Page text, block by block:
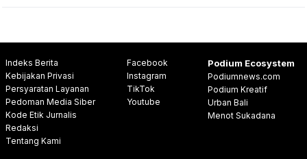
Indeks Berita
Kebijakan Privasi
Persyaratan Layanan
Pedoman Media Siber
Kode Etik Jurnalis
Redaksi
Tentang Kami
Facebook
Instagram
TikTok
Youtube
Podium Ecosystem
Podiumnews.com
Podium Kreatif
Urban Bali
Menot Sukadana